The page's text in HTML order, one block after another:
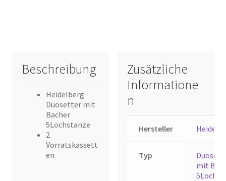
Beschreibung
Heidelberg
Duosetter mit
Bacher
5Lochstanze
2
Vorratskassett
en
Zusätzliche
Informatione
n
Hersteller
Typ
mit